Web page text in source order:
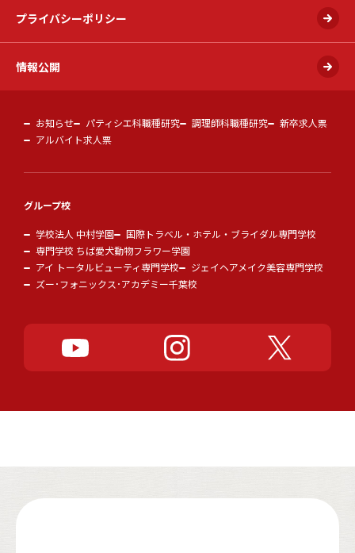
プライバシーポリシー
情報公開
お知らせ パティシエ科職種研究 調理師科職種研究
新卒求人票
アルバイト求人票
グループ校
学校法人 中村学園
国際トラベル・ホテル・ブライダル専門学校
専門学校 ちば愛犬動物フラワー学園
アイ トータルビューティ専門学校
ジェイヘアメイク美容専門学校
ズー･フォニックス･アカデミー千葉校